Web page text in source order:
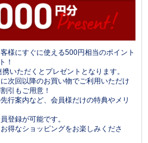
様にすぐに使える500円相当のポイント
！
いただくとプレゼントとなります。
次回以降のお買い物でご利用いただけ
引もご用意！
行案内など、会員様だけの特典やメリ
登録が可能です。
得なショッピングをお楽しみくださ